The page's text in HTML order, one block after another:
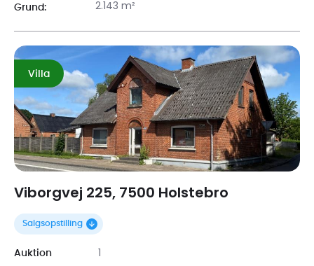
Grund: 2.143 m²
Villa
Viborgvej 225, 7500 Holstebro
Salgsopstilling
Auktion 1